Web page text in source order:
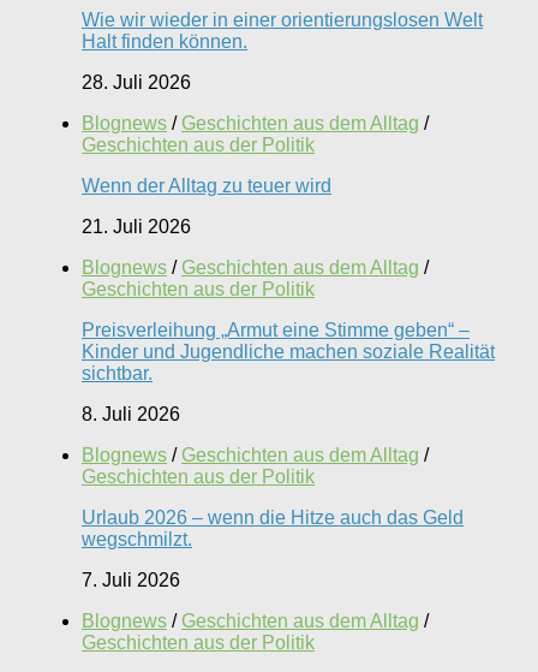
Wie wir wieder in einer orientierungslosen Welt
Halt finden können.
28. Juli 2026
Blognews / Geschichten aus dem Alltag /
Geschichten aus der Politik
Wenn der Alltag zu teuer wird
21. Juli 2026
Blognews / Geschichten aus dem Alltag /
Geschichten aus der Politik
Preisverleihung „Armut eine Stimme geben“ –
Kinder und Jugendliche machen soziale Realität
sichtbar.
8. Juli 2026
Blognews / Geschichten aus dem Alltag /
Geschichten aus der Politik
Urlaub 2026 – wenn die Hitze auch das Geld
wegschmilzt.
7. Juli 2026
Blognews / Geschichten aus dem Alltag /
Geschichten aus der Politik